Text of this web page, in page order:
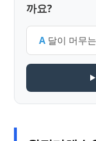
까요?
A 달이 머무